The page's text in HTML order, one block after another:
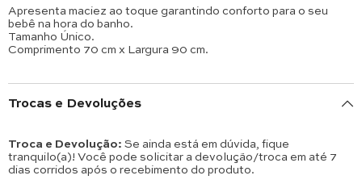
Apresenta maciez ao toque garantindo conforto para o seu
bebê na hora do banho.
Tamanho Único.
Comprimento 70 cm x Largura 90 cm.
Trocas e Devoluções
Troca e Devolução: Se ainda está em dúvida, fique
tranquilo(a)! Você pode solicitar a devolução/troca em até 7
dias corridos após o recebimento do produto.